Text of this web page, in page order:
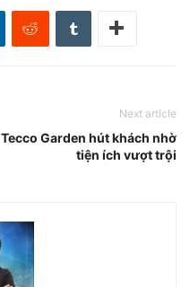
Next article
Tecco Garden hút khách nhờ
tiện ích vượt trội